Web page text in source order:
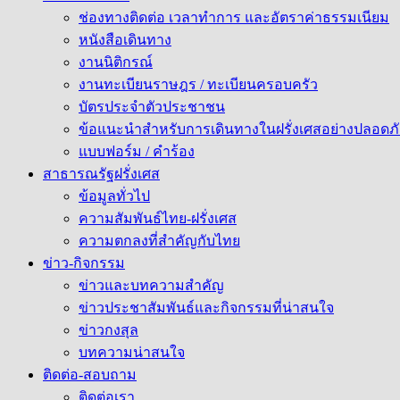
ช่องทางติดต่อ เวลาทำการ และอัตราค่าธรรมเนียม
หนังสือเดินทาง
งานนิติกรณ์
งานทะเบียนราษฎร / ทะเบียนครอบครัว
บัตรประจำตัวประชาชน
ข้อแนะนำสำหรับการเดินทางในฝรั่งเศสอย่างปลอด
แบบฟอร์ม / คำร้อง
สาธารณรัฐฝรั่งเศส
ข้อมูลทั่วไป
ความสัมพันธ์ไทย-ฝรั่งเศส
ความตกลงที่สำคัญกับไทย
ข่าว-กิจกรรม
ข่าวและบทความสำคัญ
ข่าวประชาสัมพันธ์และกิจกรรมที่น่าสนใจ
ข่าวกงสุล
บทความน่าสนใจ
ติดต่อ-สอบถาม
ติดต่อเรา